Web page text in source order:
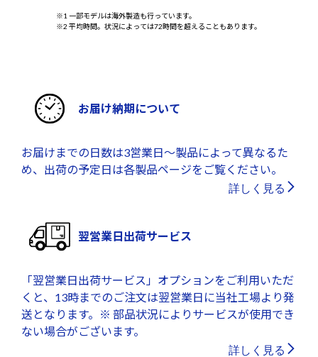
※1 一部モデルは海外製造も行っています。
※2 平均時間。状況によっては72時間を超えることもあります。
お届け納期について
お届けまでの日数は3営業日～製品によって異なるた
め、出荷の予定日は各製品ページをご覧ください。
詳しく見る
翌営業日出荷サービス
「翌営業日出荷サービス」オプションをご利用いただ
くと、13時までのご注文は翌営業日に当社工場より発
送となります。※ 部品状況によりサービスが使用でき
ない場合がございます。
詳しく見る